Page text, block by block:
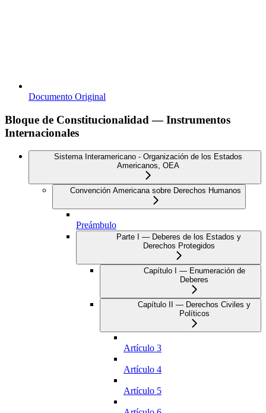
Documento Original
Bloque de Constitucionalidad — Instrumentos
Internacionales
Sistema Interamericano - Organización de los Estados
Americanos, OEA
Convención Americana sobre Derechos Humanos
Preámbulo
Parte I — Deberes de los Estados y
Derechos Protegidos
Capítulo I — Enumeración de
Deberes
Capítulo II — Derechos Civiles y
Políticos
Artículo 3
Artículo 4
Artículo 5